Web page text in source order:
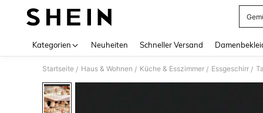
Kategorien Neuheiten Schneller Versand
Startseite / Haus & Wohnen / Küche & Esszimmer / Essgeschirr /